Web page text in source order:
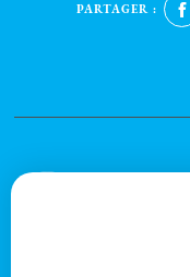
PARTAGER :
Afin de vous
tablette ou